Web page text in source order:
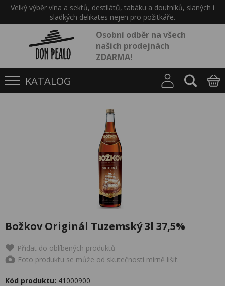
Velký výběr vína a sektů, destilátů, tabáku a doutníků, slaných i
sladkých delikates nejen pro požitkáře.
Osobní odběr na všech
našich prodejnách
ZDARMA!
KATALOG
Božkov Originál Tuzemský 3l 37,5%
Přidat do oblíbených produktů
Foto produktu se může od skutečnosti mírně lišit.
Kód produktu: 41000900